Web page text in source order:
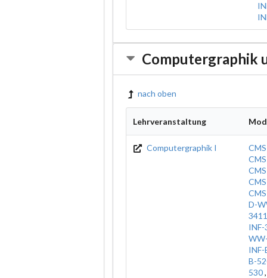
Computergraphik
nach oben
Lehrveranstaltung
Computergraphik I
D-
3411
B-
530